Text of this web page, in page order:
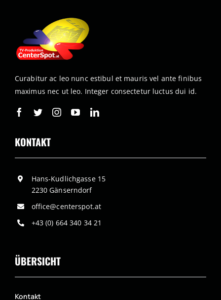
Curabitur ac leo nunc estibul et mauris vel ante finibus
maximus nec ut leo. Integer consectetur luctus dui id.
KONTAKT
Hans-Kudlichgasse 15
2230 Gänserndorf
office@centerspot.at
+43 (0) 664 340 34 21
ÜBERSICHT
Kontakt